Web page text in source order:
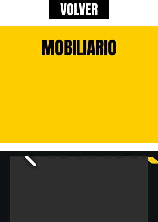
VOLVER
MOBILIARIO